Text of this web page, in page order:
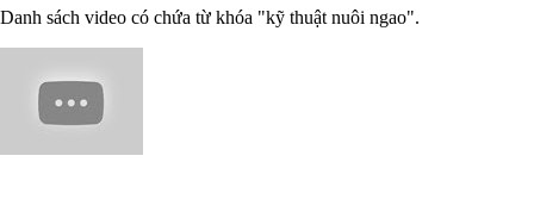
Danh sách video có chứa từ khóa "kỹ thuật nuôi ngao".